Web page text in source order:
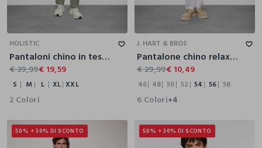
HOLISTIC
Pantaloni chino in tessuto tecnico uomo
€ 39,99€ 19,59
S M L XL XXL
2 Colori
52
J. HART & BROS
Pantalone chino relaxed fit in misto lino cotone uomo
€ 29,99€ 10,49
46 48 50 52 54 56 58
6 Colori+4
50% + 30% DI SCONTO 50% + 30% DI SCONTO